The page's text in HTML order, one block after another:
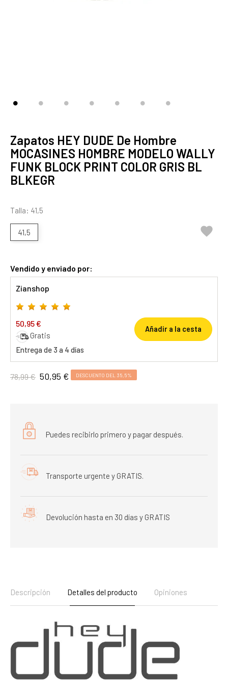
Zapatos HEY DUDE De Hombre
MOCASINES HOMBRE MODELO WALLY
FUNK BLOCK PRINT COLOR GRIS BL
BLKEGR
Talla: 41,5
41,5 
Vendido y enviado por:
Zianshop
50,95 €
Gratis
Entrega de 3 a 4 días
Añadir a la cesta
78,99 € 50,95 € DESCUENTO DEL 35,5%
Puedes recibirlo primero y pagar después.
Transporte urgente y GRATIS.
Devolución hasta en 30 días y GRATIS
Descripción Detalles del producto Opiniones